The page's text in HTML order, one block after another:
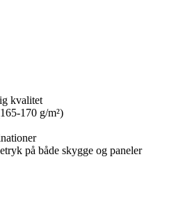
kvalitet
170 g/m²)
på både skygge og paneler